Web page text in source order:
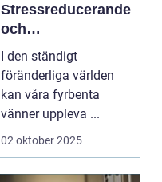
Stressreducerande
och
ångestdämpande
hundhalsband
I den ständigt
föränderliga världen
kan våra fyrbenta
vänner uppleva ...
02 oktober 2025